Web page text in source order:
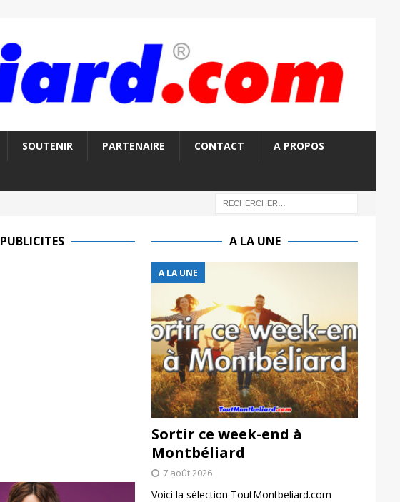
SOUTENIR PARTENAIRE CONTACT A PROPOS
PUBLICITES A LA UNE
A LA UNE
Sortir ce week-end à
Montbéliard
7 août 2026
Voici la sélection ToutMontbeliard.com